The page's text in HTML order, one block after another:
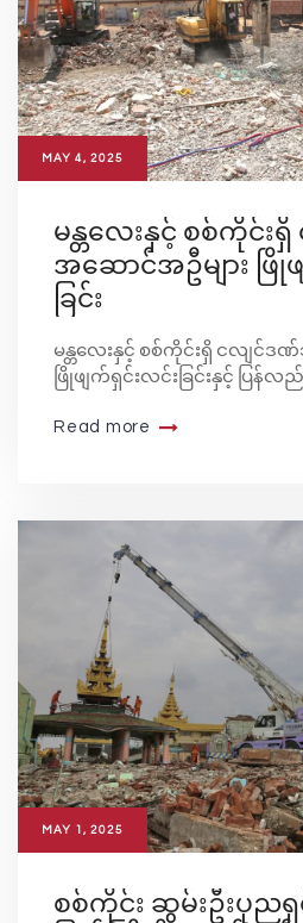
MAY 4, 2025
မန္တလေးနှင့် စစ်ကိုင်
အဆောင်အဦများ ဖြို
ခြင်း
မန္တလေးနှင့် စစ်ကိုင်းရှိ ငလျင်ဒ
ဖြိုဖျက်ရှင်းလင်းခြင်းနှင့် ပြန်လည်
Read more
MAY 1, 2025
စစ်ကိုင်း ဆွမ်းဦးပုည